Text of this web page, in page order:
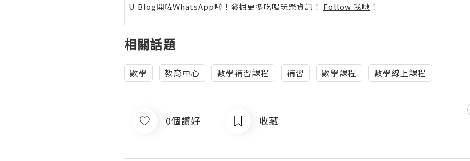
U Blog開咗WhatsApp啦！發掘更多吃喝玩樂資訊！ Follow 我哋 ！
相關話題
數學 教育中心 數學補習課程 補習 數學課程 數學線上課程
0個讚好 收藏